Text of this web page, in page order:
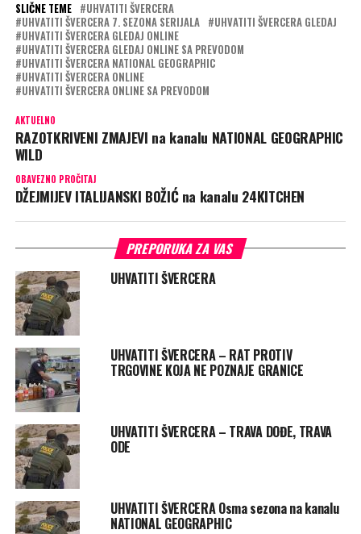
SLIČNE TEME
UHVATITI ŠVERCERA
UHVATITI ŠVERCERA 7. SEZONA SERIJALA
UHVATITI ŠVERCERA GLEDAJ
UHVATITI ŠVERCERA GLEDAJ ONLINE
UHVATITI ŠVERCERA GLEDAJ ONLINE SA PREVODOM
UHVATITI ŠVERCERA NATIONAL GEOGRAPHIC
UHVATITI ŠVERCERA ONLINE
UHVATITI ŠVERCERA ONLINE SA PREVODOM
AKTUELNO
RAZOTKRIVENI ZMAJEVI na kanalu NATIONAL GEOGRAPHIC
WILD
OBAVEZNO PROČITAJ
DŽEJMIJEV ITALIJANSKI BOŽIĆ na kanalu 24KITCHEN
PREPORUKA ZA VAS
UHVATITI ŠVERCERA
UHVATITI ŠVERCERA – RAT PROTIV
TRGOVINE KOJA NE POZNAJE GRANICE
UHVATITI ŠVERCERA – TRAVA DOĐE, TRAVA
ODE
UHVATITI ŠVERCERA Osma sezona na kanalu
NATIONAL GEOGRAPHIC